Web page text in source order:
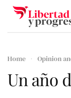
Skip to main
Home Opinion
Un año